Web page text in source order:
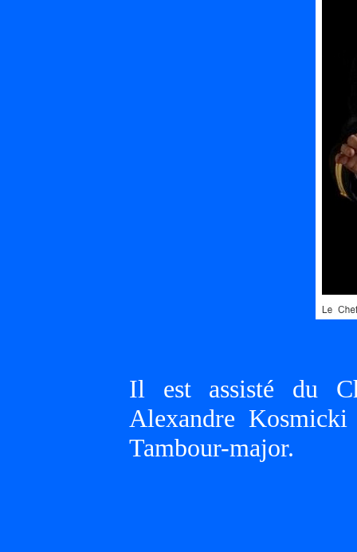
Il est assisté du
Alexandre
Tambour-major.